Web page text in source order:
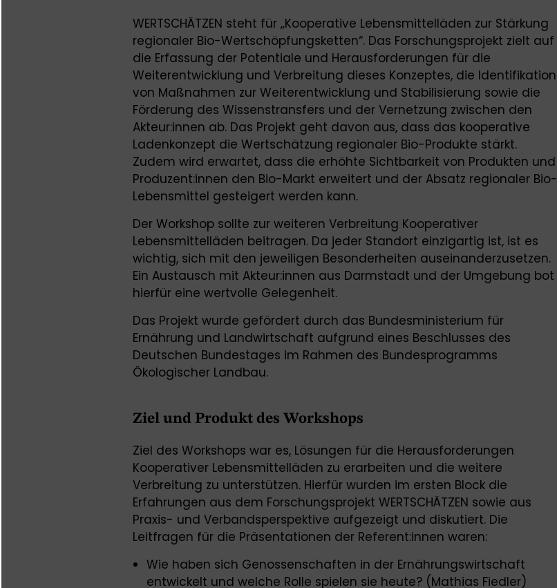
WERTSCHÄTZEN steht für „Kooperative Lebensmittelläden zur Stärkung
regionaler Bio-Wertschöpfungsketten“. Das Forschungsprojekt zielt auf
die Erfassung der Potentiale und Herausforderungen für die
Weiterentwicklung und Verbreitung dieses Konzeptes, die Identifikation
von Maßnahmen zur Weiterentwicklung und Stabilisierung sowie die
Förderung des Wissenstransfers und der Vernetzung zwischen den
Akteur:innen ab. Das Projekt geht davon aus, dass das kooperative
Ladenkonzept die Wertschätzung regionaler Bio-Produkte stärkt.
Zudem wird erwartet, dass die erhöhte Sichtbarkeit von Produkten und
Produzent:innen den Bio-Markt erweitert und der Absatz regionaler Bio-
Lebensmittel gesteigert werden kann.
Der Workshop sollte zur weiteren Verbreitung Kooperativer
Lebensmittelläden beitragen. Da jeder Standort einzigartig ist, ist es
wichtig, sich mit den jeweiligen Besonderheiten auseinanderzusetzen.
Ein Austausch mit Akteur:innen aus Darmstadt und der Umgebung bot
hierfür eine wertvolle Gelegenheit.
Das Projekt wurde gefördert durch das Bundesministerium für
Ernährung und Landwirtschaft aufgrund eines Beschlusses des
Deutschen Bundestages im Rahmen des Bundesprogramms
Ökologischer Landbau.
Ziel und Produkt des Workshops
Ziel des Workshops war es, Lösungen für die Herausforderungen
Kooperativer Lebensmittelläden zu erarbeiten und die weitere
Verbreitung zu unterstützen. Hierfür wurden im ersten Block die
Erfahrungen aus dem Forschungsprojekt WERTSCHÄTZEN sowie aus
Praxis- und Verbandsperspektive aufgezeigt und diskutiert. Die
Leitfragen für die Präsentationen der Referent:innen waren:
Wie haben sich Genossenschaften in der Ernährungswirtschaft
entwickelt und welche Rolle spielen sie heute? (Mathias Fiedler)